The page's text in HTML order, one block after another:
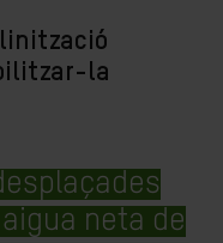
la
neta de